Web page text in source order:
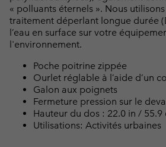
« polluants éternels ». Nous
traitement déperlant longue durée
l’eau en surface sur votre
l'environnement.
Poche poitrine zippée
Ourlet réglable à l’aide d’un
Galon aux poignets
Fermeture pression sur le
Hauteur du dos : 22.0 in / 55.9
Utilisations: Activités urbaines